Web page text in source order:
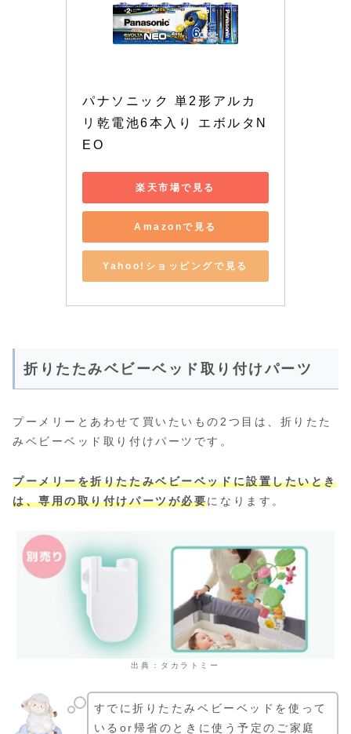
パナソニック 単2形アルカ
リ乾電池6本入り エボルタN
EO
楽天市場で見る
Amazonで見る
Yahoo!ショッピングで見る
折りたたみベビーベッド取り付けパーツ
プーメリーとあわせて買いたいもの2つ目は、折りたた
みベビーベッド取り付けパーツです。
プーメリーを折りたたみベビーベッドに設置したいとき
は、専用の取り付けパーツが必要になります。
出典：タカラトミー
すでに折りたたみベビーベッドを使って
いるor帰省のときに使う予定のご家庭